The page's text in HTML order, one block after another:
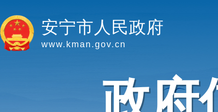
安宁市人民政府
www.kman.gov.cn
政府